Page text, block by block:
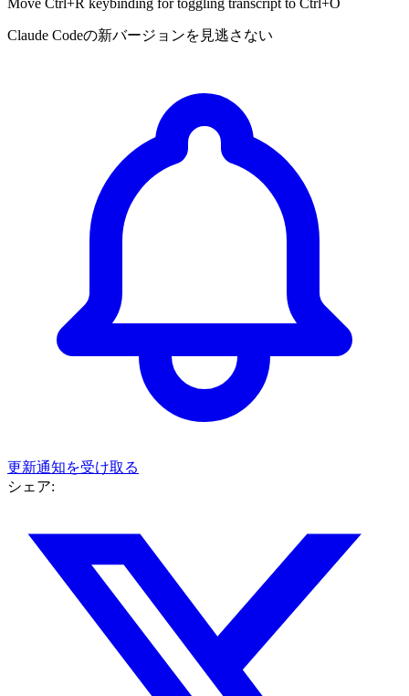
Claude Codeの新バージョンを見逃さない
更新通知を受け取る
シェア: